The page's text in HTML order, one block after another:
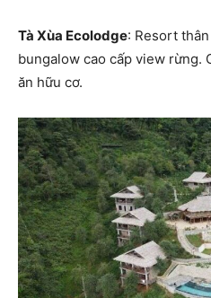
Tà Xùa Ecolodge: Resort
bungalow cao cấp view rừng.
ăn hữu cơ.